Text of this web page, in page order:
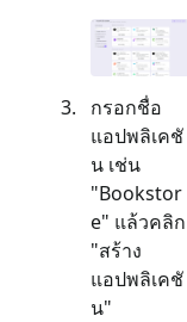
กรอกชื่อ
แอปพลิเคชั
น เช่น
"Bookstor
e" แล้วคลิก
"สร้าง
แอปพลิเคชั
น"